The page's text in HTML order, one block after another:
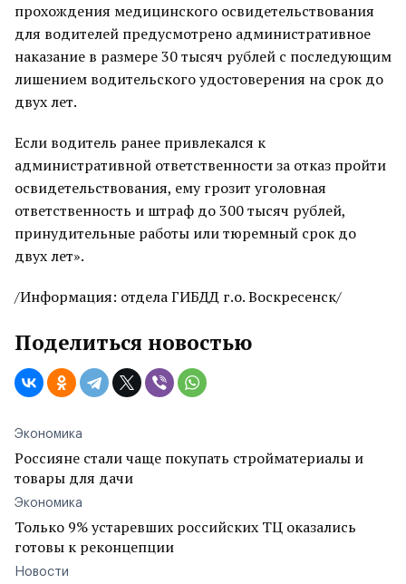
прохождения медицинского освидетельствования
для водителей предусмотрено административное
наказание в размере 30 тысяч рублей с последующим
лишением водительского удостоверения на срок до
двух лет.
Если водитель ранее привлекался к
административной ответственности за отказ пройти
освидетельствования, ему грозит уголовная
ответственность и штраф до 300 тысяч рублей,
принудительные работы или тюремный срок до
двух лет».
/Информация: отдела ГИБДД г.о. Воскресенск/
Поделиться новостью
Экономика
Россияне стали чаще покупать стройматериалы и
товары для дачи
Экономика
Только 9% устаревших российских ТЦ оказались
готовы к реконцепции
Новости